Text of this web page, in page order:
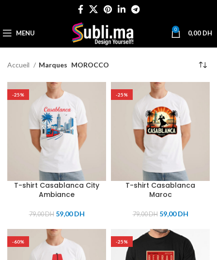
MENU 0 0,00 DH
Accueil Marques MOROCCO
-25%
T-shirt Casablanca City
Ambiance
79,00DH 59,00DH
-25%
T-shirt Casablanca
Maroc
79,00DH 59,00DH
-60% -25%